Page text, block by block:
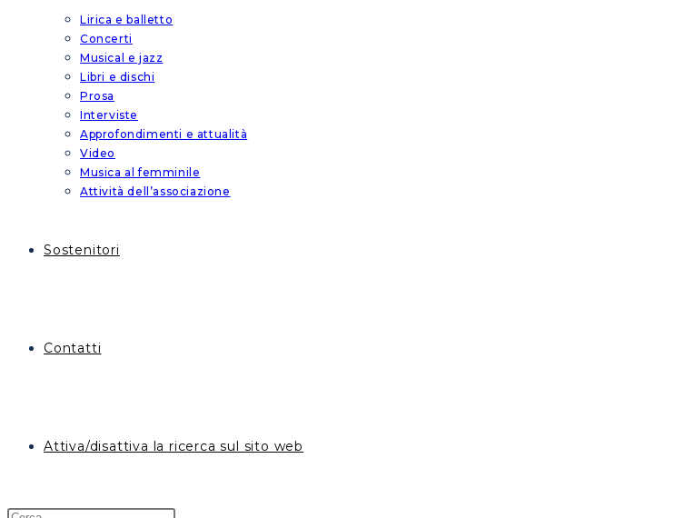
Lirica e balletto
Concerti
Musical e jazz
Libri e dischi
Prosa
Interviste
Approfondimenti e attualità
Video
Musica al femminile
Attività dell’associazione
Sostenitori
Contatti
Attiva/disattiva la ricerca sul sito web